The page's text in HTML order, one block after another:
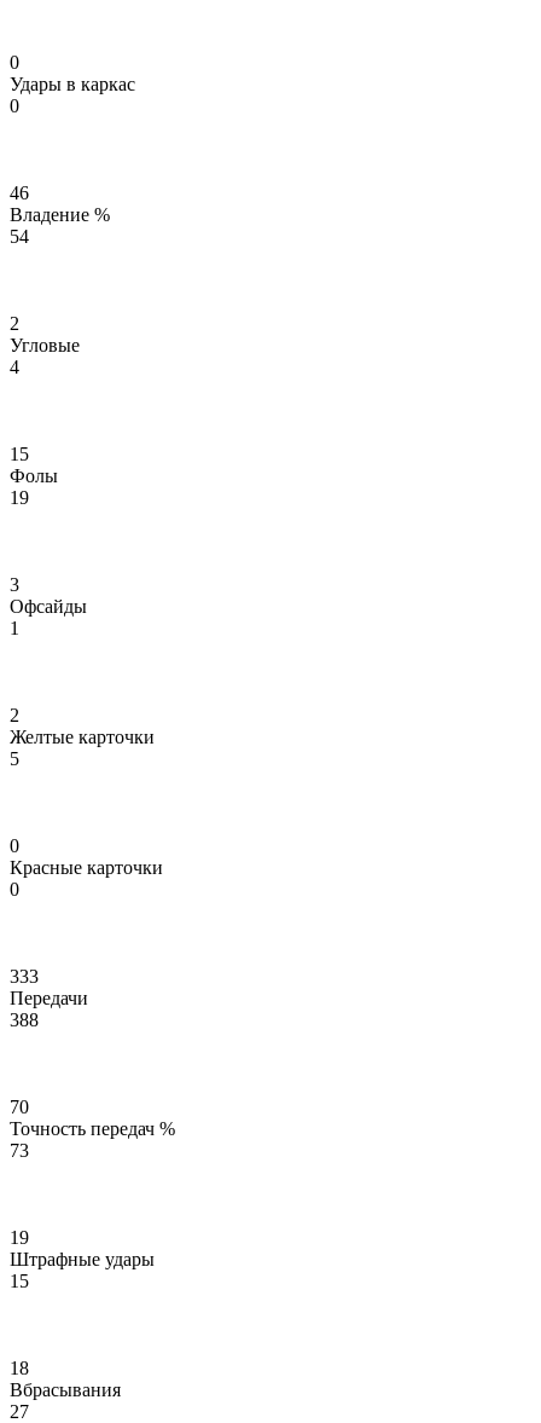
0
Удары в каркас
0
46
Владение %
54
2
Угловые
4
15
Фолы
19
3
Офсайды
1
2
Желтые карточки
5
0
Красные карточки
0
333
Передачи
388
70
Точность передач %
73
19
Штрафные удары
15
18
Вбрасывания
27